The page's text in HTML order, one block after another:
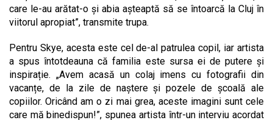
care le-au arătat-o și abia așteaptă să se întoarcă la Cluj în
viitorul apropiat”, transmite trupa.
Pentru Skye, acesta este cel de-al patrulea copil, iar artista
a spus întotdeauna că familia este sursa ei de putere și
inspirație. „Avem acasă un colaj imens cu fotografii din
vacanțe, de la zile de naștere și pozele de școală ale
copiilor. Oricând am o zi mai grea, aceste imagini sunt cele
care mă binedispun!”, spunea artista într-un interviu acordat